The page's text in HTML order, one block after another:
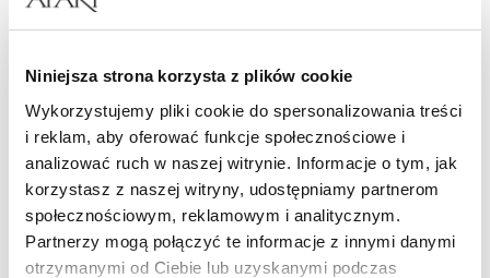
Niniejsza strona korzysta z plików cookie
Wykorzystujemy pliki cookie do spersonalizowania treści
i reklam, aby oferować funkcje społecznościowe i
analizować ruch w naszej witrynie. Informacje o tym, jak
korzystasz z naszej witryny, udostępniamy partnerom
społecznościowym, reklamowym i analitycznym.
Partnerzy mogą połączyć te informacje z innymi danymi
otrzymanymi od Ciebie lub uzyskanymi podczas
Naszyjnik srebrny z cyrkoniami - skrzydła